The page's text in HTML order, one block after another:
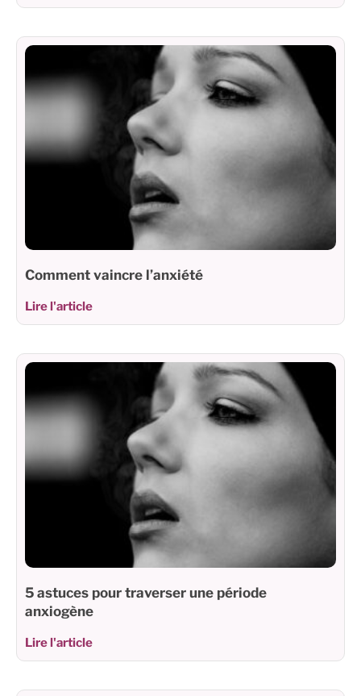
Comment vaincre l’anxiété
Lire l'article
5 astuces pour traverser une période
anxiogène
Lire l'article